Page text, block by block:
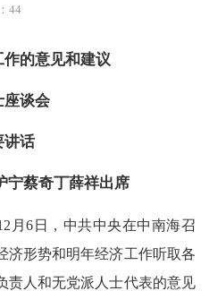
44
的意见和建议
谈会
话
蔡奇丁薛祥出席
6日，中共中央在中南海召
济形势和明年经济工作听取各
责人和无党派人士代表的意见